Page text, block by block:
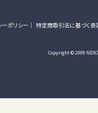
ーポリシー 特定商取引法に基づく表
Copyright © 2009